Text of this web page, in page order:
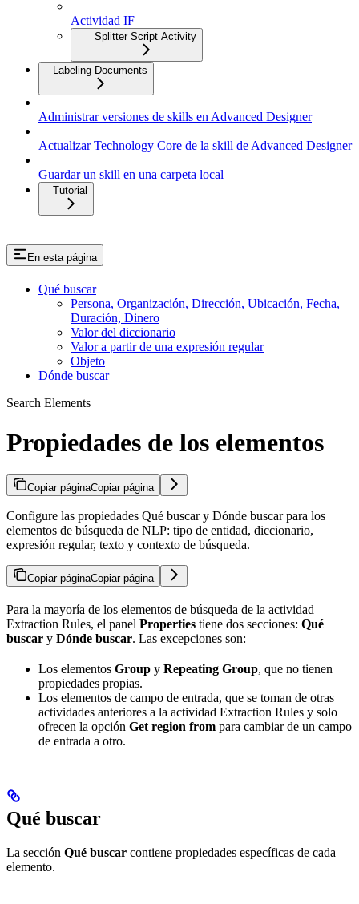
Actividad IF
Splitter Script Activity
Labeling Documents
Administrar versiones de skills en Advanced Designer
Actualizar Technology Core de la skill de Advanced Designer
Guardar un skill en una carpeta local
Tutorial
En esta página
Qué buscar
Persona, Organización, Dirección, Ubicación, Fecha,
Duración, Dinero
Valor del diccionario
Valor a partir de una expresión regular
Objeto
Dónde buscar
Search Elements
Propiedades de los elementos
Copiar páginaCopiar página
Configure las propiedades Qué buscar y Dónde buscar para los
elementos de búsqueda de NLP: tipo de entidad, diccionario,
expresión regular, texto y contexto de búsqueda.
Copiar páginaCopiar página
Para la mayoría de los elementos de búsqueda de la actividad
Extraction Rules, el panel Properties tiene dos secciones: Qué
buscar y Dónde buscar. Las excepciones son:
Los elementos Group y Repeating Group, que no tienen
propiedades propias.
Los elementos de campo de entrada, que se toman de otras
actividades anteriores a la actividad Extraction Rules y solo
ofrecen la opción Get region from para cambiar de un campo
de entrada a otro.
Qué buscar
La sección Qué buscar contiene propiedades específicas de cada
elemento.